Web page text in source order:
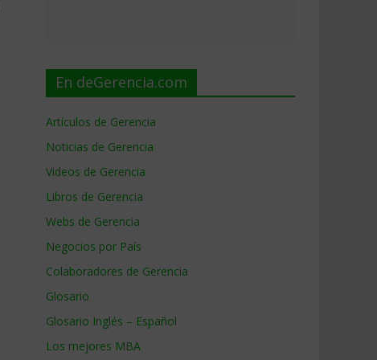
En deGerencia.com
Artículos de Gerencia
Noticias de Gerencia
Videos de Gerencia
Libros de Gerencia
Webs de Gerencia
Negocios por País
Colaboradores de Gerencia
Glosario
Glosario Inglés – Español
Los mejores MBA